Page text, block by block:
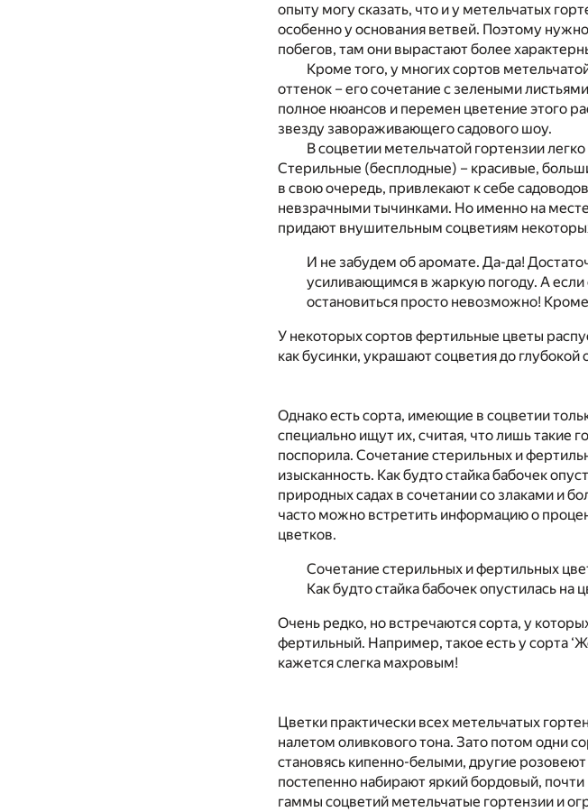
опыту могу сказать, что и у метельчатых
особенно у основания ветвей. Поэтому
побегов, там они вырастают более
Кроме того, у многих сортов
оттенок – его сочетание с зелеными
полное нюансов и перемен цветение этого
звезду завораживающего садового шоу.
В соцветии метельчатой гортензии
Стерильные (бесплодные) – красивые,
в свою очередь, привлекают к себе
невзрачными тычинками. Но именно на
придают внушительным соцветиям
И не забудем об аромате. Да-да!
усиливающимся в жаркую погоду. А если
остановиться просто невозможно!
У некоторых сортов фертильные цветы
как бусинки, украшают соцветия до глубокой
Однако есть сорта, имеющие в соцветии
специально ищут их, считая, что лишь
поспорила. Сочетание стерильных и
изысканность. Как будто стайка бабочек
природных садах в сочетании со злаками и
часто можно встретить информацию о
цветков.
Сочетание стерильных и фертильных
Как будто стайка бабочек опустилась на
Очень редко, но встречаются сорта, у
фертильный. Например, такое есть у сорта
кажется слегка махровым!
Цветки практически всех метельчатых
налетом оливкового тона. Зато потом одни
становясь кипенно-белыми, другие розовеют
постепенно набирают яркий бордовый,
гаммы соцветий метельчатые гортензии и